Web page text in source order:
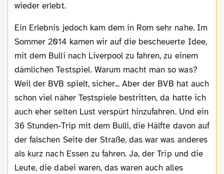
wieder erlebt.
Ein Erlebnis jedoch kam dem in Rom sehr nahe. Im
Sommer 2014 kamen wir auf die bescheuerte Idee,
mit dem Bulli nach Liverpool zu fahren, zu einem
dämlichen Testspiel. Warum macht man so was?
Weil der BVB spielt, sicher... Aber der BVB hat auch
schon viel näher Testspiele bestritten, da hatte ich
auch eher selten Lust verspürt hinzufahren. Und ein
36 Stunden-Trip mit dem Bulli, die Hälfte davon auf
der falschen Seite der Straße, das war was anderes
als kurz nach Essen zu fahren. Ja, der Trip und die
Leute, die dabei waren, das waren auch alles